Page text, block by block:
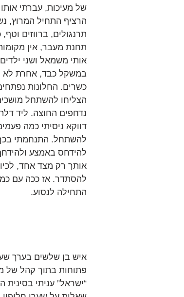
של מעיכות, עברתי
הרציף התחיל המרוץ,
תרנגולים, ברווזים
תחנת מעבר, אין
אותי משמאל ושני
במשקל כבד, אחרת לא
כשרים. החלונות
הצליחו להשתחל
נדחפים החוצה. ליד
דווקא ניסיתי כמה
להשתחל. התנחמתי בכך
להידחס באמצע
אותך רק מצד אחד,
להסתדר. אז ככה עם
התחילה לנסוע.
איש בן שלשים בערך
פתוחות בתוך קהל של
“ישראל” עניתי בסינית